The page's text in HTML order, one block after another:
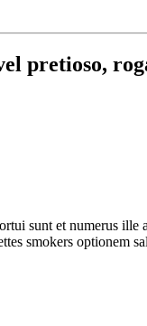
pretioso,
sunt et numerus
smokers optionem